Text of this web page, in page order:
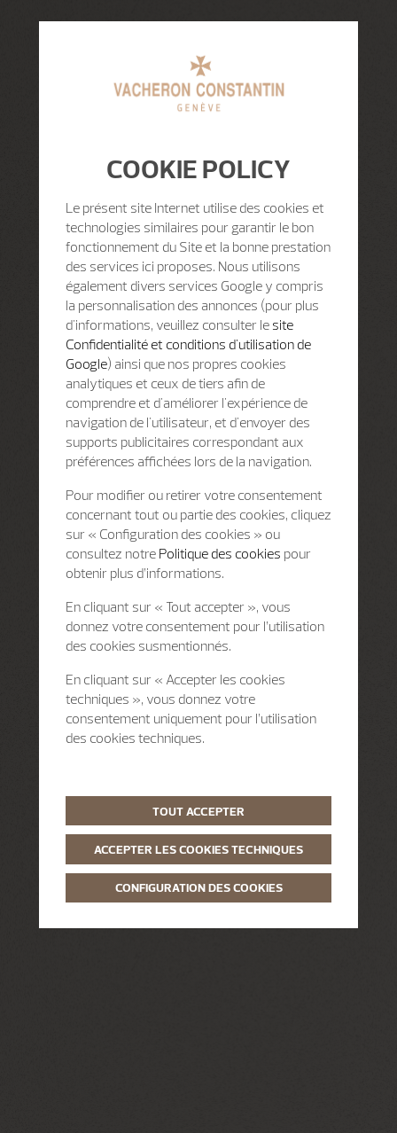
COOKIE POLICY
Le présent site Internet utilise des cookies et
technologies similaires pour garantir le bon
fonctionnement du Site et la bonne prestation
des services ici proposes. Nous utilisons
également divers services Google y compris
la personnalisation des annonces (pour plus
d'informations, veuillez consulter le site
Confidentialité et conditions d'utilisation de
Google) ainsi que nos propres cookies
analytiques et ceux de tiers afin de
comprendre et d'améliorer l'expérience de
navigation de l'utilisateur, et d'envoyer des
supports publicitaires correspondant aux
préférences affichées lors de la navigation.
Pour modifier ou retirer votre consentement
concernant tout ou partie des cookies, cliquez
sur « Configuration des cookies » ou
consultez notre Politique des cookies pour
obtenir plus d’informations.
En cliquant sur « Tout accepter », vous
donnez votre consentement pour l’utilisation
des cookies susmentionnés.
En cliquant sur « Accepter les cookies
techniques », vous donnez votre
consentement uniquement pour l’utilisation
des cookies techniques.
TOUT ACCEPTER
ACCEPTER LES COOKIES TECHNIQUES
CONFIGURATION DES COOKIES